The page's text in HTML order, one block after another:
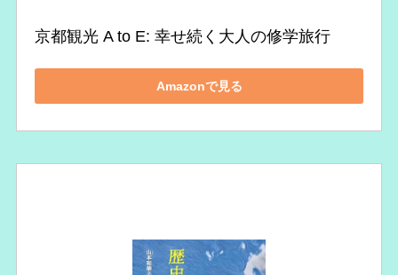
京都観光 A to E: 幸せ続く大人の修学旅行
Amazonで見る